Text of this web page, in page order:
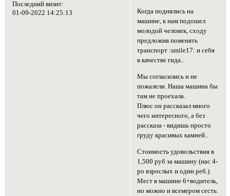
Последний визит:
01-09-2022 14:25:13
Когда поднялись на
машине, к нам подошел
молодой человек, сходу
предложив поменять
транспорт :smile17: и себя
в качестве гида..
Мы согласились и не
пожалели. Наша машина бы
там не проехала.
Плюс он рассказал много
чего интересного, а без
рассказа - видишь просто
груду красивых камней..
Стоимость удовольствия в
1,500 руб за машину (нас 4-
ро взрослых и один реб.).
Мест в машине 6+водитель,
но можно и всемером сесть.